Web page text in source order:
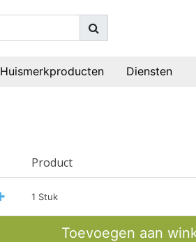
Huismerkproducten Diensten
Product
1 Stuk
Toevoegen aan